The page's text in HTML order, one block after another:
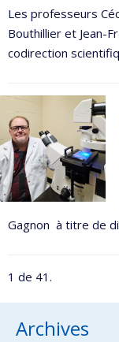
Les professeurs
Bouthillier et Jean-
codirection
Gagnon à titre de
1 de 41.
Archives